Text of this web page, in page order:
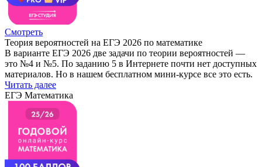
Смотреть
Теория вероятностей на ЕГЭ 2026 по математике
В варианте ЕГЭ 2026 две задачи по теории вероятностей —
это №4 и №5. По заданию 5 в Интернете почти нет доступных
материалов. Но в нашем бесплатном мини-курсе все это есть.
Читать далее
ЕГЭ Математика